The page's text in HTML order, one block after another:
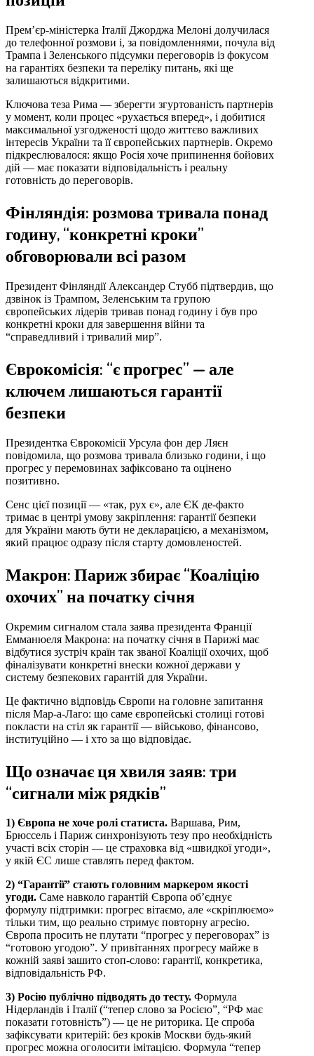
Прем’єр-міністерка Італії Джорджа Мелоні долучилася
до телефонної розмови і, за повідомленнями, почула від
Трампа і Зеленського підсумки переговорів із фокусом
на гарантіях безпеки та переліку питань, які ще
залишаються відкритими.
Ключова теза Рима — зберегти згуртованість партнерів
у момент, коли процес «рухається вперед», і добитися
максимальної узгодженості щодо життєво важливих
інтересів України та її європейських партнерів. Окремо
підкреслювалося: якщо Росія хоче припинення бойових
дій — має показати відповідальність і реальну
готовність до переговорів.
Фінляндія: розмова тривала понад
годину, “конкретні кроки”
обговорювали всі разом
Президент Фінляндії Александер Стубб підтвердив, що
дзвінок із Трампом, Зеленським та групою
європейських лідерів тривав понад годину і був про
конкретні кроки для завершення війни та
“справедливий і тривалий мир”.
Єврокомісія: “є прогрес” — але
ключем лишаються гарантії
безпеки
Президентка Єврокомісії Урсула фон дер Ляєн
повідомила, що розмова тривала близько години, і що
прогрес у перемовинах зафіксовано та оцінено
позитивно.
Сенс цієї позиції — «так, рух є», але ЄК де-факто
тримає в центрі умову закріплення: гарантії безпеки
для України мають бути не декларацією, а механізмом,
який працює одразу після старту домовленостей.
Макрон: Париж збирає “Коаліцію
охочих” на початку січня
Окремим сигналом стала заява президента Франції
Емманюеля Макрона: на початку січня в Парижі має
відбутися зустріч країн так званої Коаліції охочих, щоб
фіналізувати конкретні внески кожної держави у
систему безпекових гарантій для України.
Це фактично відповідь Європи на головне запитання
після Мар-а-Лаго: що саме європейські столиці готові
покласти на стіл як гарантії — військово, фінансово,
інституційно — і хто за що відповідає.
Що означає ця хвиля заяв: три
“сигнали між рядків”
1) Європа не хоче ролі статиста. Варшава, Рим,
Брюссель і Париж синхронізують тезу про необхідність
участі всіх сторін — це страховка від «швидкої угоди»,
у якій ЄС лише ставлять перед фактом.
2) “Гарантії” стають головним маркером якості
угоди. Саме навколо гарантій Європа об’єднує
формулу підтримки: прогрес вітаємо, але «скріплюємо»
тільки тим, що реально стримує повторну агресію.
Європа просить не плутати “прогрес у переговорах” із
“готовою угодою”. У привітаннях прогресу майже в
кожній заяві зашито стоп-слово: гарантії, конкретика,
відповідальність РФ.
3) Росію публічно підводять до тесту. Формула
Нідерландів і Італії (“тепер слово за Росією”, “РФ має
показати готовність”) — це не риторика. Це спроба
зафіксувати критерій: без кроків Москви будь-який
прогрес можна оголосити імітацією. Формула “тепер